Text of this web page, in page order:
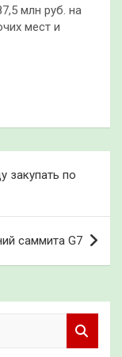
млн руб. на
мест и
закупать по
саммита G7